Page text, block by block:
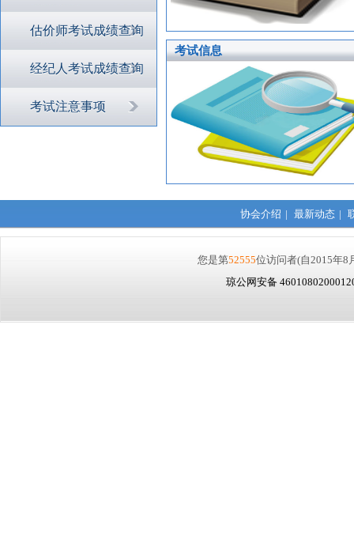
估价师考试成绩查询
经纪人考试成绩查询
考试注意事项
考试信息
协会介绍 | 最新动态 |
您是第52555位访问者(自2015年8
琼公网安备